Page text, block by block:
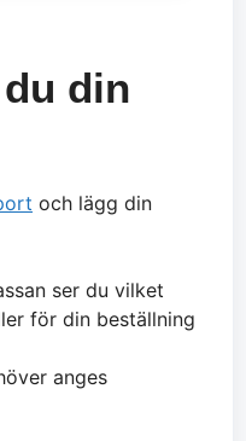
din
och lägg din
ser du vilket
för din beställning
anges